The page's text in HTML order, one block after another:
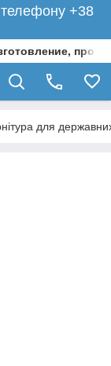
+38
для